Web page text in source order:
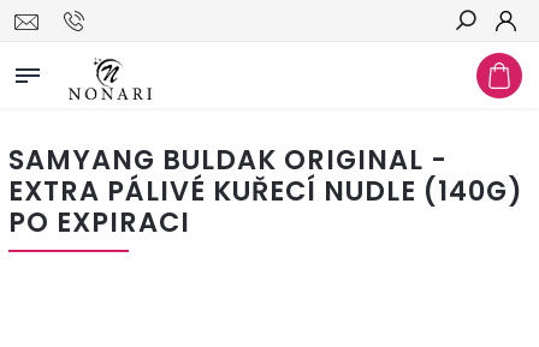
Hledat
SAMYANG BULDAK ORIGINAL -
EXTRA PÁLIVÉ KUŘECÍ NUDLE (140G)
PO EXPIRACI